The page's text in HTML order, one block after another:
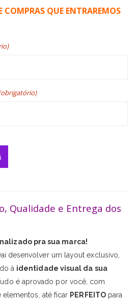
COMPRAS QUE ENTRAREMOS
Qualidade e Entrega dos
pra sua marca!
desenvolver um layout exclusivo,
à identidade visual da sua
é aprovado por você, com
elementos, até ficar PERFEITOpara